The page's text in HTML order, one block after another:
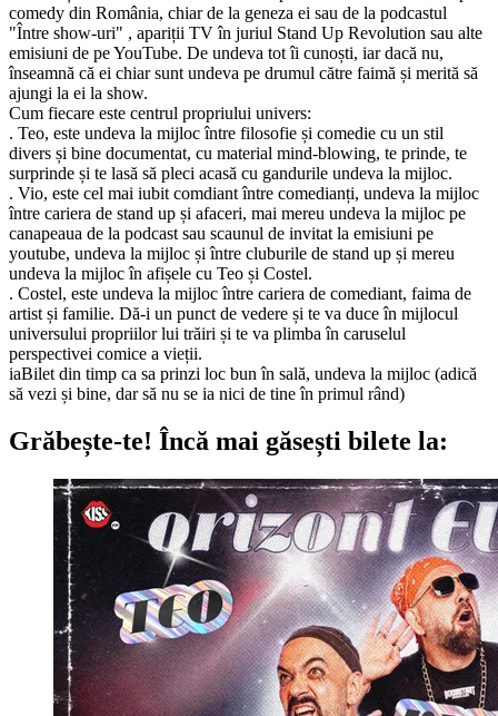
comedy din România, chiar de la geneza ei sau de la podcastul
"Între show-uri" , apariții TV în juriul Stand Up Revolution sau alte
emisiuni de pe YouTube. De undeva tot îi cunoști, iar dacă nu,
înseamnă că ei chiar sunt undeva pe drumul către faimă și merită să
ajungi la ei la show.
Cum fiecare este centrul propriului univers:
. Teo, este undeva la mijloc între filosofie și comedie cu un stil
divers și bine documentat, cu material mind-blowing, te prinde, te
surprinde și te lasă să pleci acasă cu gandurile undeva la mijloc.
. Vio, este cel mai iubit comdiant între comedianți, undeva la mijloc
între cariera de stand up și afaceri, mai mereu undeva la mijloc pe
canapeaua de la podcast sau scaunul de invitat la emisiuni pe
youtube, undeva la mijloc și între cluburile de stand up și mereu
undeva la mijloc în afișele cu Teo și Costel.
. Costel, este undeva la mijloc între cariera de comediant, faima de
artist și familie. Dă-i un punct de vedere și te va duce în mijlocul
universului propriilor lui trăiri și te va plimba în caruselul
perspectivei comice a vieții.
iaBilet din timp ca sa prinzi loc bun în sală, undeva la mijloc (adică
să vezi și bine, dar să nu se ia nici de tine în primul rând)
Grăbește-te! Încă mai găsești bilete la: